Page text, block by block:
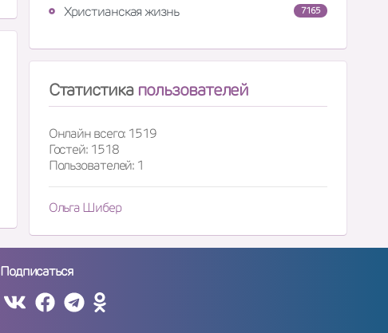
7165
Христианская жизнь
Статистика пользователей
Онлайн всего: 1519
Гостей: 1518
Пользователей: 1
Ольга Шибер
Подписаться